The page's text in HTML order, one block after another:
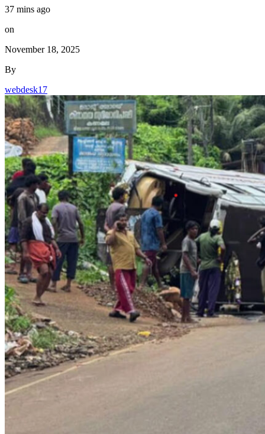
37 mins ago
on
November 18, 2025
By
webdesk17